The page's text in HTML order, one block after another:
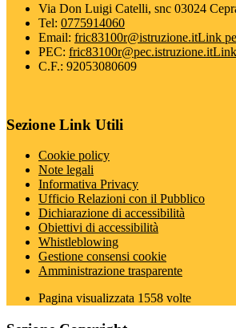
Via Don Luigi Catelli, snc 03024
Tel: 0775914060
Email: fric83100r@istruzione.itLink
PEC: fric83100r@pec.istruzione.it
C.F.: 92053080609
Sezione Link Utili
Cookie policy
Note legali
Informativa Privacy
Ufficio Relazioni con il Pubblico
Dichiarazione di accessibilità
Obiettivi di accessibilità
Whistleblowing
Gestione consensi cookie
Amministrazione trasparente
Pagina visualizzata 1558 volte